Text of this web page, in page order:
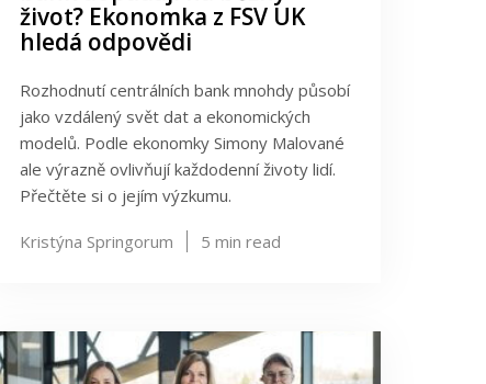
život? Ekonomka z FSV UK
hledá odpovědi
Rozhodnutí centrálních bank mnohdy působí
jako vzdálený svět dat a ekonomických
modelů. Podle ekonomky Simony Malované
ale výrazně ovlivňují každodenní životy lidí.
Přečtěte si o jejím výzkumu.
Kristýna Springorum 5 min read